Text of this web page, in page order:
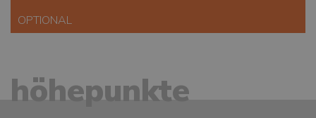
OPTIONAL
höhepunkte